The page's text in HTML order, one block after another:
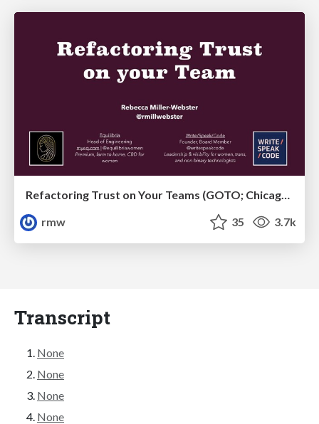
rmw
35 3.7k
Transcript
None
None
None
None